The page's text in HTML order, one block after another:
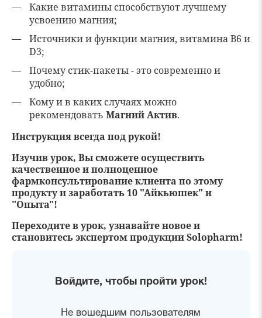
Какие витамины способствуют лучшему
усвоению магния;
Источники и функции магния, витамина B6 и
D3;
Почему стик-пакеты - это современно и
удобно;
Кому и в каких случаях можно
рекомендовать Магний Актив.
Инструкция всегда под рукой!
Изучив урок, Вы сможете осуществить
качественное и полноценное
фармконсультирование клиента по этому
продукту и заработать 10 "Айкьюшек" и
"Опыта"!
Переходите в урок, узнавайте новое и
становитесь экспертом продукции Solopharm!
Войдите, чтобы пройти урок!
Не вошедшим пользователям